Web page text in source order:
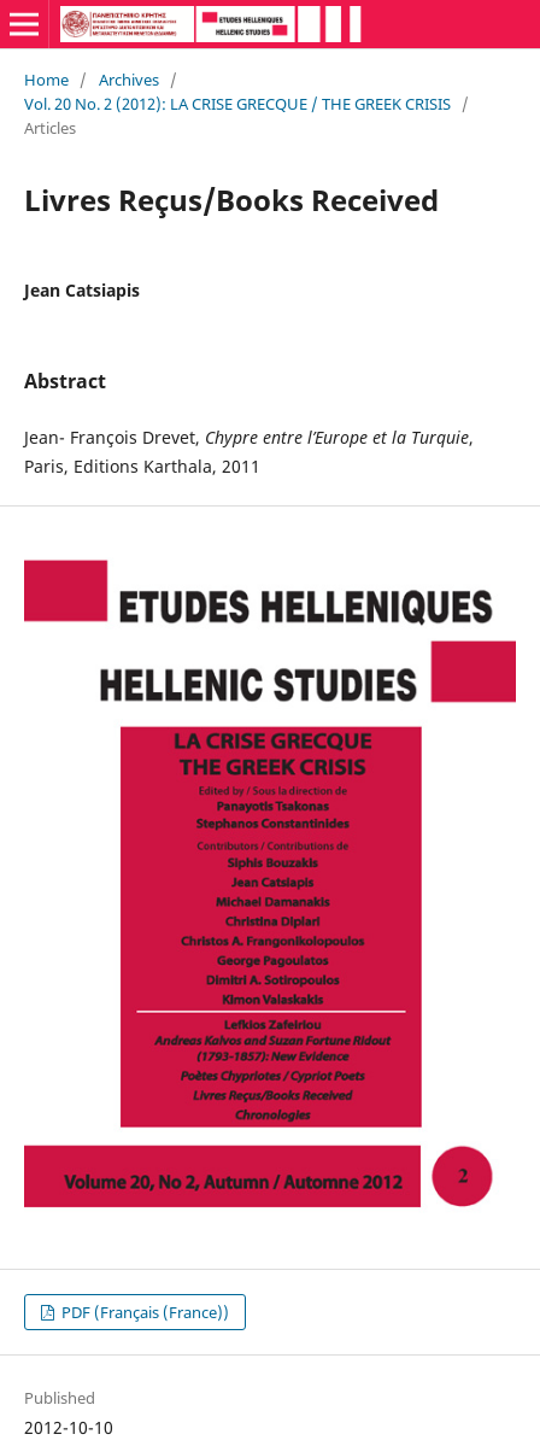
Home / Archives /
Vol. 20 No. 2 (2012): LA CRISE GRECQUE / THE GREEK CRISIS /
Articles
Livres Reçus/Books Received
Jean Catsiapis
Abstract
Jean- François Drevet, Chypre entre l’Europe et la Turquie,
Paris, Editions Karthala, 2011
PDF (Français (France))
Published
2012-10-10